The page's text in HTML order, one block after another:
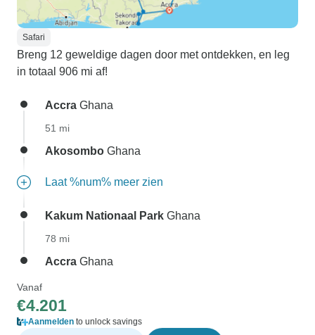
Safari
Breng 12 geweldige dagen door met ontdekken, en leg
in totaal 906 mi af!
Accra Ghana
51 mi
Akosombo Ghana
Laat %num% meer zien
Kakum Nationaal Park Ghana
78 mi
Accra Ghana
Vanaf
€4.201
Aanmelden to unlock savings